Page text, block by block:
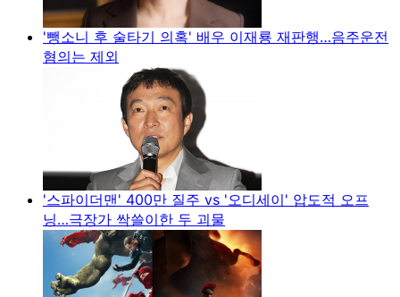
'뺑소니 후 술타기 의혹' 배우 이재룡 재판행…음주운전
혐의는 제외
'스파이더맨' 400만 질주 vs '오디세이' 압도적 오프
닝…극장가 싹쓸이한 두 괴물